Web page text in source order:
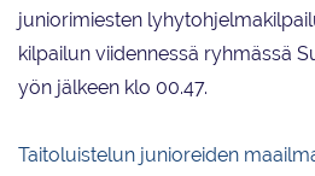
juniorimiesten
kilpailun viidennessä ryhmässä
yön jälkeen klo 00.47.
Taitoluistelun junioreiden